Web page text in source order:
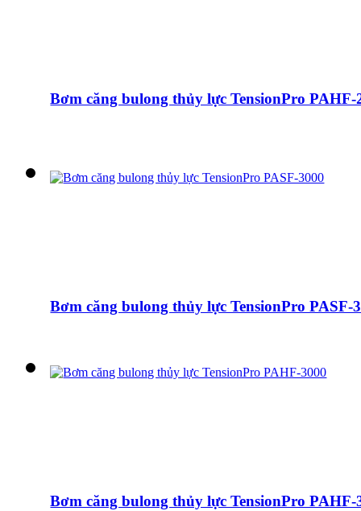
Bơm căng bulong thủy lực TensionPro PAHF-
Bơm căng bulong thủy lực TensionPro PASF-
Bơm căng bulong thủy lực TensionPro PAHF-